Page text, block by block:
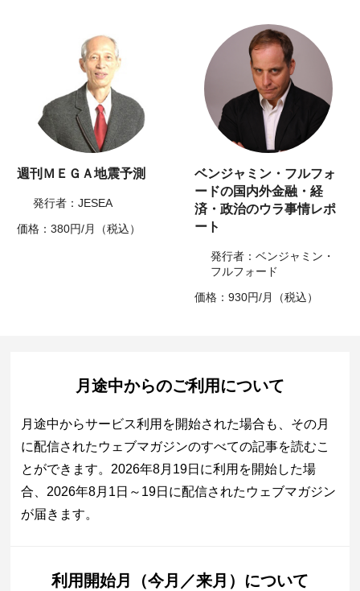
週刊ＭＥＧＡ地震予測
発行者：JESEA
価格：380円/月（税込）
ベンジャミン・フルフォ
ードの国内外金融・経
済・政治のウラ事情レポ
ート
発行者：ベンジャミン・
フルフォード
価格：930円/月（税込）
月途中からのご利用について
月途中からサービス利用を開始された場合も、その月
に配信されたウェブマガジンのすべての記事を読むこ
とができます。2026年8月19日に利用を開始した場
合、2026年8月1日～19日に配信されたウェブマガジン
が届きます。
利用開始月（今月／来月）について